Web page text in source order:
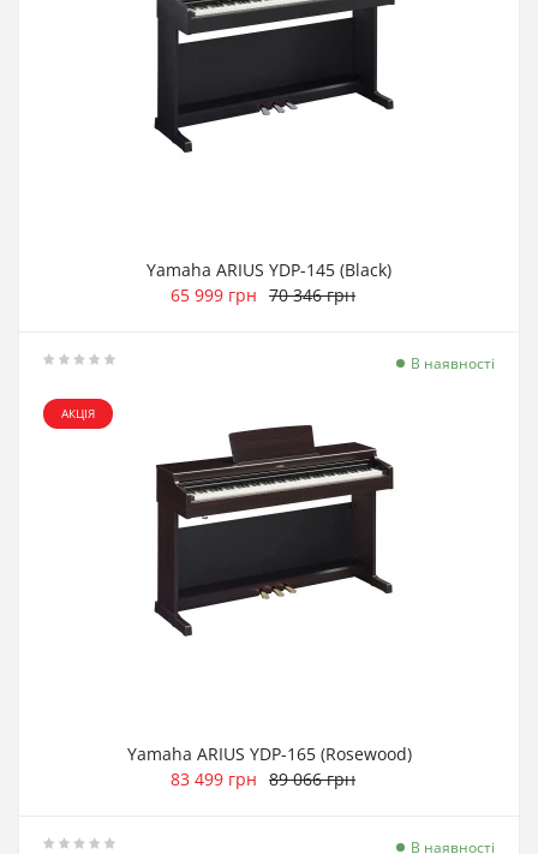
Yamaha ARIUS YDP-145 (Black)
65 999 грн 70 346 грн
АКЦІЯ
В наявності
Yamaha ARIUS YDP-165 (Rosewood)
83 499 грн 89 066 грн
В наявності